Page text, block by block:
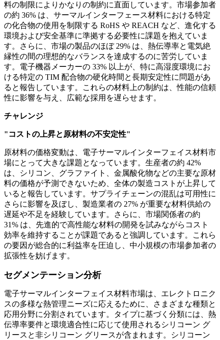
料の制限によりかなりの制約に直面しています。市場参加者
の約 36% は、サーマルインターフェース材料における特定
の化合物の使用を制限する RoHS や REACH など、進化する
環境および安全基準に準拠する必要性に課題を抱えていま
す。さらに、市場の製品のほぼ 29% は、熱伝導率と電気絶
縁性の間の理想的なバランスを達成するのに苦労していま
す。電子機器メーカーの 33% 以上が、特に高湿度環境にお
ける特定の TIM 配合物の硬化時間と長期安定性に問題があ
ると報告しています。これらの材料上の制約は、性能の信頼
性に影響を与え、広範な採用を遅らせます。
チャレンジ
"コストの上昇と原材料の不安定性"
原材料の価格変動は、電子サーマルインターフェイス材料市
場にとって大きな課題となっています。生産者の約 42%
は、シリコン、グラファイト、金属酸化物などの主要な原材
料の価格が予測できないため、全体の製造コストが上昇して
いると報告しています。サプライチェーンの混乱は可用性に
さらに影響を及ぼし、製造業者の 27% が重要な材料供給の
遅延や不足を経験しています。さらに、市場関係者の約
31% は、先進的で高性能な材料の開発を試みながらコスト
効率を維持することが課題であると強調しています。これら
の要因が総合的に利益率を圧迫し、中小規模の市場参加者の
拡張性を妨げます。
セグメンテーション分析
電子サーマルインターフェイス材料市場は、エレクトロニク
スの多様な熱管理ニーズに応えるために、さまざまな種類と
応用分野に分割されています。タイプに基づく分類には、熱
伝導率要件と環境適合性に応じて使用されるシリコーン グ
リースと非シリコーン グリースが含まれます。シリコーン